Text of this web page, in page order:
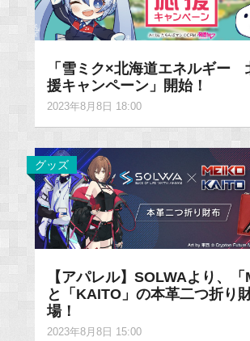
「雪ミク×北海道エネルギー
援キャンペーン」開始！
2023年8月8日 18:00
グッズ
【アパレル】SOLWAより、「
と「KAITO」の本革二つ折り
場！
2023年8月8日 15:00